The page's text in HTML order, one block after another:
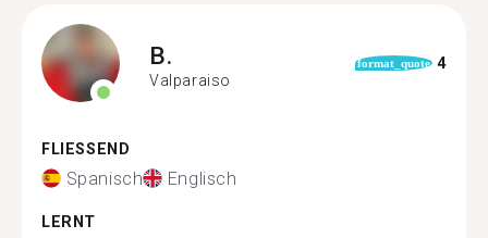
B.
Valparaiso
format_quote 4
FLIESSEND
Spanisch Englisch
LERNT